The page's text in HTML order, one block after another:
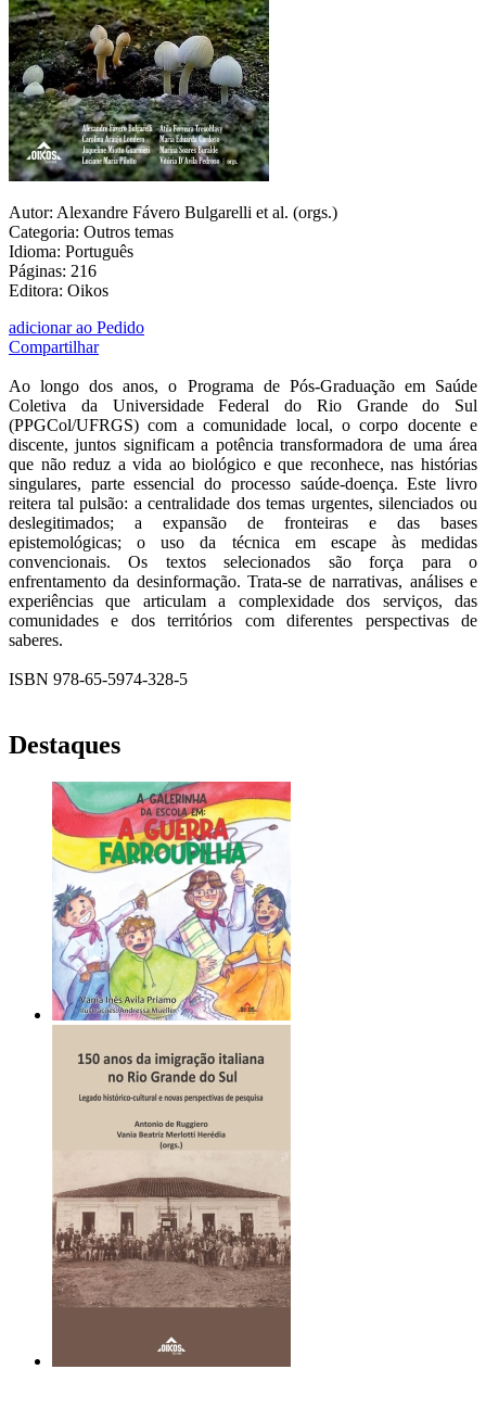
Autor: Alexandre Fávero Bulgarelli et al. (orgs.)
Categoria: Outros temas
Idioma: Português
Páginas: 216
Editora: Oikos
adicionar ao Pedido
Compartilhar
Ao longo dos anos, o Programa de Pós-Graduação em Saúde
Coletiva da Universidade Federal do Rio Grande do Sul
(PPGCol/UFRGS) com a comunidade local, o corpo docente e
discente, juntos significam a potência transformadora de uma área
que não reduz a vida ao biológico e que reconhece, nas histórias
singulares, parte essencial do processo saúde-doença. Este livro
reitera tal pulsão: a centralidade dos temas urgentes, silenciados ou
deslegitimados; a expansão de fronteiras e das bases
epistemológicas; o uso da técnica em escape às medidas
convencionais. Os textos selecionados são força para o
enfrentamento da desinformação. Trata-se de narrativas, análises e
experiências que articulam a complexidade dos serviços, das
comunidades e dos territórios com diferentes perspectivas de
saberes.
ISBN 978-65-5974-328-5
Destaques